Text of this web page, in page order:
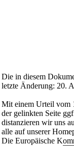
Die in diesem
letzte Änderung: 20.
Mit einem Urteil vom
der gelinkten Seite
distanzieren wir uns
alle auf unserer
Die Europäische